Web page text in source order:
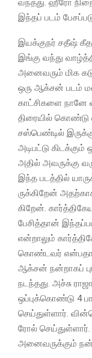
இந்தப் படம்
இயக்குநர் சதீஷ்
இங்கு வந்து
அனைவரும் மிக
ஒரு ஆக்சன் படம்
காட்சிகளை
திரையில் கொண்டு
சஸ்பெண்டில்
அடிபட்டு
அதில் அவருக்கு
இந்த படத்தில்
ருக்கிறேன்
கிறேன்.
பேசித்தான்
என்றாலும்
கொண்டவர் என்பதால்
ஆக்சன் நன்றாகப்
நடந்தது. அச்சு
ஒப்புக்கொண்டு 4
செய்துள்ளார்.
ரோல் செய்துள்ளார்.
அனைவருக்கும்